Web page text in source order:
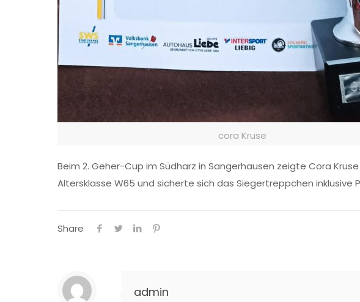
cora Kruse
Beim 2. Geher-Cup im Südharz in Sangerhausen zeigte Cora
Altersklasse W65 und sicherte sich das Siegertreppchen inklusive
Share
admin